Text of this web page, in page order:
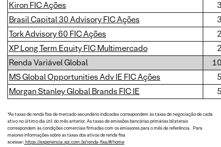
Kiron FIC Ações
Brasil Capital 30 Advisory FIC Ações
Tork Advisory 60 FIC Ações
XP Long Term Equity FIC Multimercado
Renda Variável Global
MS Global Opportunities Adv IE FIC Ações
Morgan Stanley Global Brands FIC IE
*As taxas de renda fixa de mercado secundário indicadas correspondem às taxas de negociação de cada
ativo no último dia útil do mês anterior. As taxas de emissões bancárias primárias bilaterais
correspondem às condições comerciais firmadas com os emissores para o mês de referência. Para
maiores informações sobre as taxas dos ativos de renda fixa
acessar: https://experiencia.xpi.com.br/renda-fixa/#/home